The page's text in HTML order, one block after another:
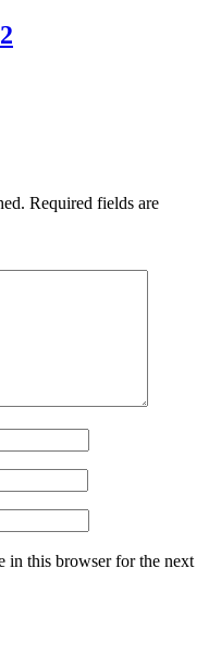
Required fields are
in this browser for the next